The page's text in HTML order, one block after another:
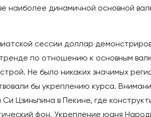
наиболее динамичной основной
сессии доллар
по отношению к основным
Не было никаких значимых
бы укреплению курса.
Цзиньпина в Пекине, где
фон. Укрепление юаня